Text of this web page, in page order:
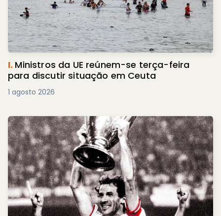
I. Ministros da UE reúnem-se terça-feira
para discutir situação em Ceuta
1 agosto 2026